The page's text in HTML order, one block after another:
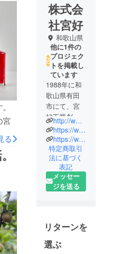
宮
っ
る
、
ま
し
発
る
株式会
社宮好
和歌山県
他に1件の
プロジェク
トを掲載し
ています
1988年に和
歌山県有田
市にて、宮
好工業創
業。食品・
医薬のサニ
タリープラ
ント設計施
工と保守メ
ンテナンス
工事を請け
タリー製品
市場・飲料
水等食品関
http://www.miyayoshi.co.jp
https://www.instagram.com/miyayoshi_official/
https://www.pinterest.jp/0ob2736rsqk9wfputxe4s9khjmpaev/
特定商取引
法に基づく
表記
メッセー
ジを送る
リターンを
選ぶ